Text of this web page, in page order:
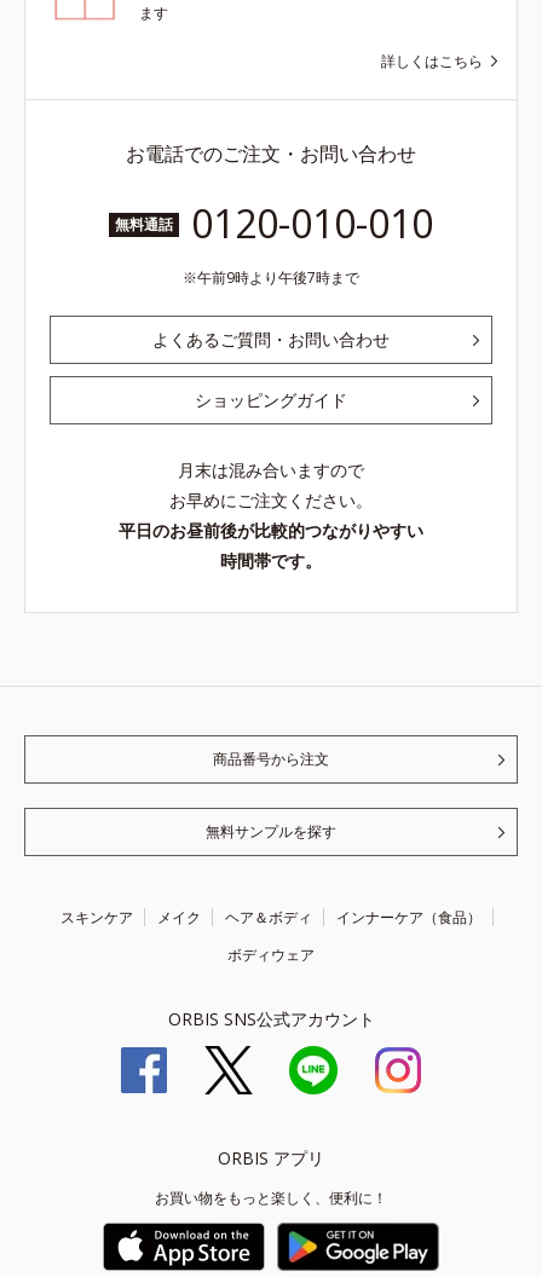
ます
詳しくはこちら
お電話でのご注文・お問い合わせ
無料通話 0120-010-010
午前9時より午後7時まで
よくあるご質問・お問い合わせ
ショッピングガイド
月末は混み合いますので
お早めにご注文ください。
平日のお昼前後が比較的つながりやすい
時間帯です。
商品番号から注文
無料サンプルを探す
スキンケア メイク ヘア＆ボディ
インナーケア（食品）
ボディウェア
ORBIS SNS公式アカウント
ORBIS アプリ
お買い物をもっと楽しく、便利に！